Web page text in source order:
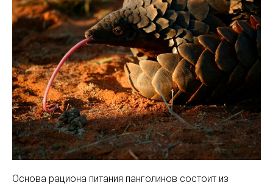
Основа рациона питания панголинов состоит из